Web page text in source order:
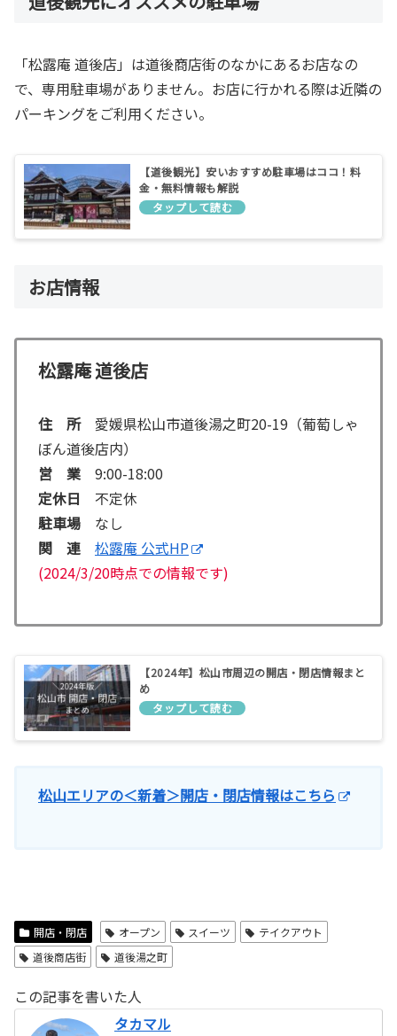
「松露庵 道後店」は道後商店街のなかにあるお店なの
で、専用駐車場がありません。お店に行かれる際は近隣の
パーキングをご利用ください。
【道後観光】安いおすすめ駐車場はココ！料
金・無料情報も解説
お店情報
松露庵 道後店
住 所愛媛県松山市道後湯之町20-19（葡萄しゃ
ぼん道後店内）
営 業 9:00-18:00
定休日 不定休
駐車場 なし
関 連
松露庵 公式HP
(2024/3/20時点での情報です)
【2024年】松山市周辺の開店・閉店情報まと
め
松山エリアの＜新着＞開店・閉店情報はこちら
開店・閉店 オープン スイーツ
テイクアウト
道後商店街
道後湯之町
この記事を書いた人
タカマル